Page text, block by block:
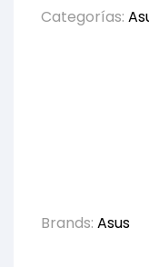
Categorías:
Brands: Asus